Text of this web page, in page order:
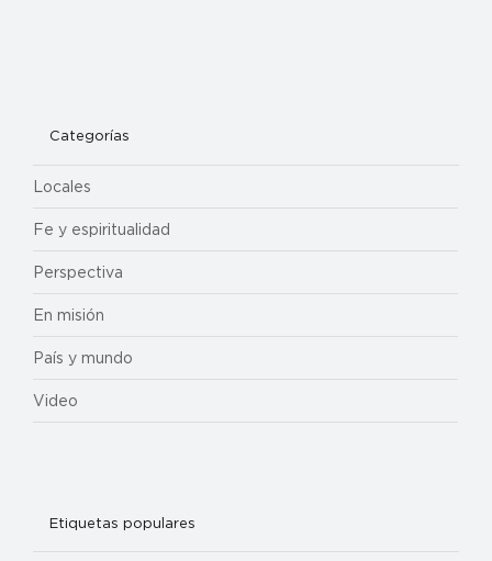
Categorías
Locales
Fe y espiritualidad
Perspectiva
En misión
País y mundo
Video
Etiquetas populares